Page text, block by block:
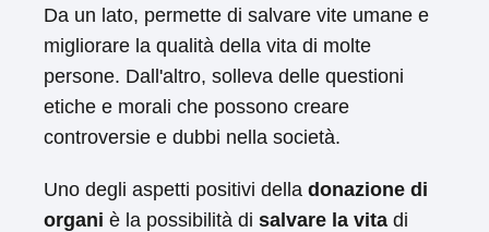
Da un lato, permette di salvare vite umane e
migliorare la qualità della vita di molte
persone. Dall'altro, solleva delle questioni
etiche e morali che possono creare
controversie e dubbi nella società.
Uno degli aspetti positivi della donazione di
organi è la possibilità di salvare la vita di